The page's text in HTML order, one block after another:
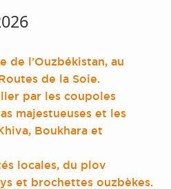
de l’Ouzbékistan, au
de la Soie.
par les coupoles
majestueuses et les
Boukhara et
locales, du plov
et brochettes ouzbèkes.